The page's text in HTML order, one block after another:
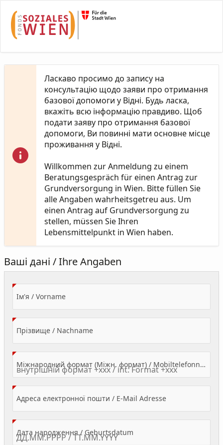
Ласкаво просимо до запису на
консультацію щодо заяви про отримання
базової допомоги у Відні. Будь ласка,
вкажіть всю інформацію правдиво. Щоб
подати заяву про отримання базової
допомоги, Ви повинні мати основне місце
проживання у Відні.
Willkommen zur Anmeldung zu einem
Beratungsgespräch für einen Antrag zur
Grundversorgung in Wien. Bitte füllen Sie
alle Angaben wahrheitsgetreu aus. Um
einen Antrag auf Grundversorgung zu
stellen, müssen Sie Ihren
Lebensmittelpunkt in Wien haben.
Ваші дані / Ihre Angaben
Ім'я / Vorname(Value Required)
Прізвище / Nachname(Value Required)
Міжнародний формат (Міжн. формат) / Mobiltelefonnummer
Адреса електронної пошти / E-Mail Adresse(Value Required)
Дата народження / Geburtsdatum